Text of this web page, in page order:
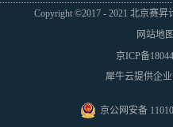
Copyright ©2017 - 2021 北京赛
网站地图
京ICP备
犀牛云提供企
京公网安备